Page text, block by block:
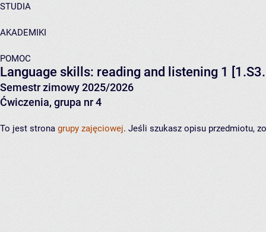
STUDIA
AKADEMIKI
POMOC
Language skills: reading and listening 1
Semestr zimowy 2025/2026
Ćwiczenia, grupa nr 4
To jest strona grupy zajęciowej. Jeśli szukasz opisu przedmiotu,